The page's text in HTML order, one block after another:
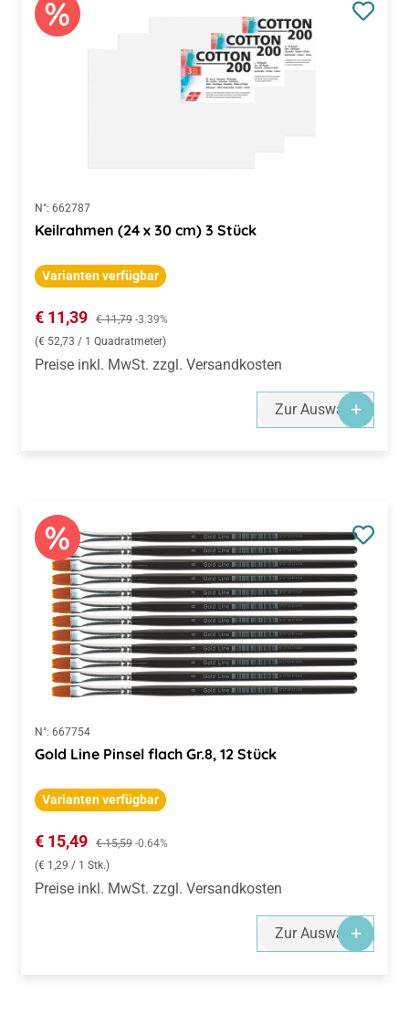
N°: 662787
Keilrahmen (24 x 30 cm) 3 Stück
Varianten verfügbar
Verkaufspreis:
€ 11,39 Regulärer Preis:
€ 11,79 -3.39%
(€ 52,73 / 1 Quadratmeter)
Preise inkl. MwSt. zzgl. Versandkosten
Zur Auswahl
N°: 667754
Gold Line Pinsel flach Gr.8, 12 Stück
Varianten verfügbar
Verkaufspreis:
€ 15,49 Regulärer Preis:
€ 15,59 -0.64%
(€ 1,29 / 1 Stk.)
Preise inkl. MwSt. zzgl. Versandkosten
Zur Auswahl